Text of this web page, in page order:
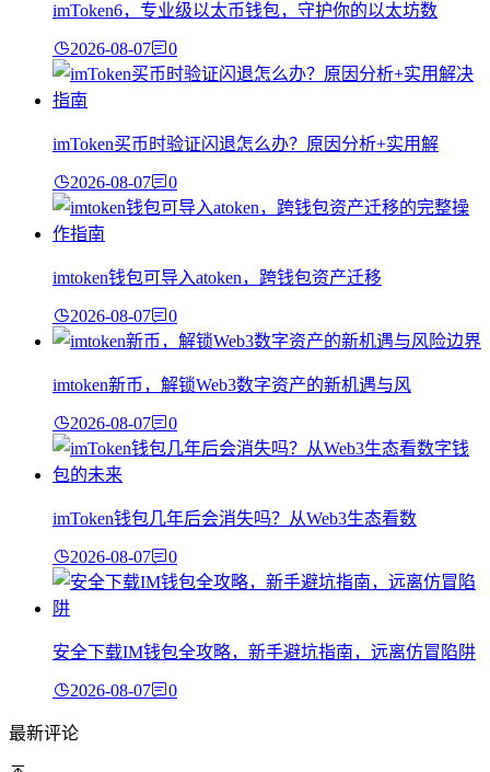
imToken6，专业级以太币钱包，守护你的以太坊数
2026-08-07 0
imToken买币时验证闪退怎么办？原因分析+实用解
2026-08-07 0
imtoken钱包可导入atoken，跨钱包资产迁移
2026-08-07 0
imtoken新币，解锁Web3数字资产的新机遇与风
2026-08-07 0
imToken钱包几年后会消失吗？从Web3生态看数
2026-08-07 0
安全下载IM钱包全攻略，新手避坑指南，远离仿冒陷阱
2026-08-07 0
最新评论